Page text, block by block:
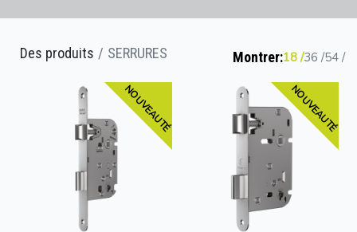
Des produits SERRURES Montrer:18 36 54
NOUVEAUTÉ NOUVEAUTÉ